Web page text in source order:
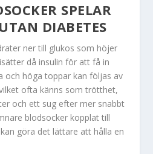
SPELAR
DIABETES
ner till glukos som höjer
då insulin för att få in
och höga toppar kan följas av
ofta känns som trötthet,
och ett sug efter mer snabbt
blodsocker kopplat till
göra det lättare att hålla en